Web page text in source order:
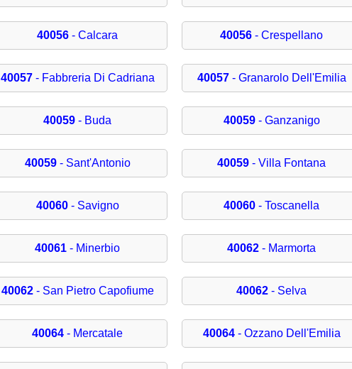
40056 - Calcara 40056 - Crespellano
40057- Fabbreria Di Cadriana 40057- Granarolo Dell'Emilia
40059 - Buda 40059- Ganzanigo
40059- Sant'Antonio 40059 - Villa Fontana
40060- Savigno 40060 - Toscanella
40061 - Minerbio 40062 - Marmorta
40062- San Pietro Capofiume 40062 - Selva
40064 - Mercatale 40064- Ozzano Dell'Emilia